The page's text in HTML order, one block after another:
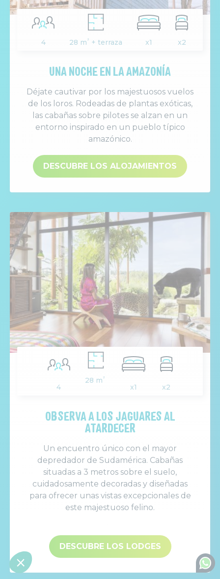
4 28 m² + terraza x1 x2
UNA NOCHE EN LA AMAZONÍA
Déjate cautivar por los majestuosos vuelos
de los loros. Rodeadas de plantas exóticas,
las cabañas sobre pilotes se alzan en un
entorno inspirado en un pueblo típico
amazónico.
DESCUBRE LOS ALOJAMIENTOS
4
28 m²
x1 x2
OBSERVA A LOS JAGUARES AL
ATARDECER
Un encuentro único con el mayor
depredador de Sudamérica. Cabañas
situadas a 3 metros sobre el suelo,
cuidadosamente decoradas y diseñadas
para ofrecer unas vistas excepcionales de
este majestuoso felino.
DESCUBRE LOS LODGES